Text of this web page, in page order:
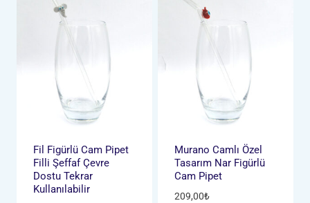
Fil Figürlü Cam Pipet
Filli Şeffaf Çevre
Dostu Tekrar
Kullanılabilir
Murano Camlı Özel
Tasarım Nar Figürlü
Cam Pipet
209,00₺